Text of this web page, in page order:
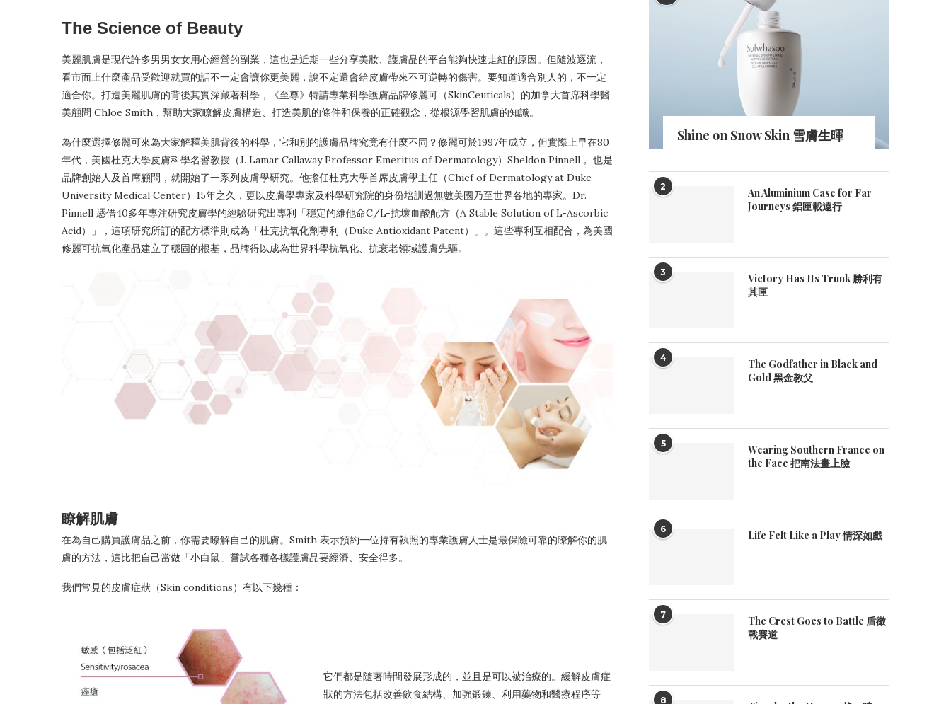
The Science of Beauty
美麗肌膚是現代許多男男女女用心經營的副業，這也是近期一些分享美妝、護膚品的平台能夠快速走紅的原因。但隨波逐流，
看市面上什麼產品受歡迎就買的話不一定會讓你更美麗，說不定還會給皮膚帶來不可逆轉的傷害。 要知道適合別人的，不一定
適合你。打造美麗肌膚的背後其實深藏著科學，《至尊》特請專業科學護膚品牌修麗可（SkinCeuticals）的加拿大首席科學醫
美顧問 Chloe Smith，幫助大家瞭解皮膚構造、打造美肌的條件和保養的正確觀念，從根源學習肌膚的知識。
為什麼選擇修麗可來為大家解釋美肌背後的科學，它和別的護膚品牌究竟有什麼不同？修麗可於1997年成立，但實際上早在80
年代，美國杜克大學皮膚科學名譽教授（J. Lamar Callaway Professor Emeritus of Dermatology）Sheldon Pinnell， 也是
品牌創始人及首席顧問，就開始了一系列皮膚學研究。他擔任杜克大學首席皮膚學主任（Chief of Dermatology at Duke
University Medical Center）15年之久，更以皮膚學專家及科學研究院的身份培訓過無數美國乃至世界各地的專家。Dr.
Pinnell 憑借40多年專注研究皮膚學的經驗研究出專利「穩定的維他命C/L-抗壞血酸配方（A Stable Solution of L-Ascorbic
Acid）」，這項研究所訂的配方標準則成為「杜克抗氧化劑專利（Duke Antioxidant Patent）」。這些專利互相配合，為美國
修麗可抗氧化產品建立了穩固的根基，品牌得以成為世界科學抗氧化、抗衰老領域護膚先驅。
瞭解肌膚
在為自己購買護膚品之前，你需要瞭解自己的肌膚。Smith 表示預約一位持有執照的專業護膚人士是最保險可靠的瞭解你的肌
膚的方法，這比把自己當做「小白鼠」嘗試各種各樣護膚品要經濟、安全得多。
我們常見的皮膚症狀（Skin conditions）有以下幾種：
它們都是隨著時間發展形成的，並且是可以被治療的。緩解皮膚症
狀的方法包括改善飲食結構、加強鍛鍊、利用藥物和醫療程序等
Shine on Snow Skin 雪膚生暉
2
An Aluminium Case for Far
Journeys 鋁匣載遠行
3
Victory Has Its Trunk 勝利有
其匣
4
The Godfather in Black and
Gold 黑金教父
5
Wearing Southern France on
the Face 把南法畫上臉
6 Life Felt Like a Play 情深如戲
7
The Crest Goes to Battle 盾徽
戰賽道
8